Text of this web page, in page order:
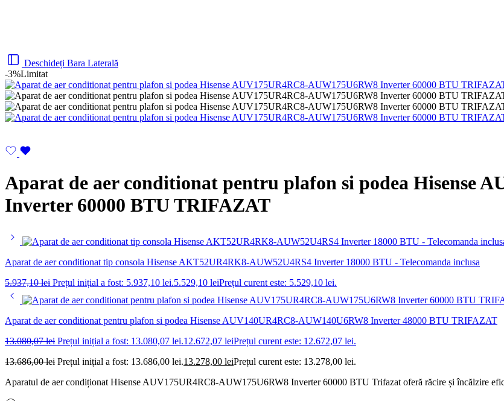
Deschideți Bara Laterală
-3%Limitat
Aparat de aer conditionat pentru plafon si podea Hisense
Inverter 60000 BTU TRIFAZAT
Aparat de aer conditionat tip consola Hisense AKT52UR4RK8-AUW52U4RS4 Inverter 18000 BTU - Telecomanda inclusa
5.937,10lei Prețul inițial a fost: 5.937,10 lei.5.529,10 leiPrețul curent este: 5.529,10 lei.
Aparat de aer conditionat pentru plafon si podea Hisense AUV140UR4RC8-AUW140U6RW8 Inverter 48000 BTU TRIFAZAT
13.080,07lei Prețul inițial a fost: 13.080,07 lei.12.672,07 leiPrețul curent este: 12.672,07 lei.
13.686,00lei Prețul inițial a fost: 13.686,00 lei.13.278,00 leiPrețul curent este: 13.278,00 lei.
Aparatul de aer condiționat Hisense AUV175UR4RC8-AUW175U6RW8 Inverter 60000 BTU Trifazat oferă răcire și încălzire